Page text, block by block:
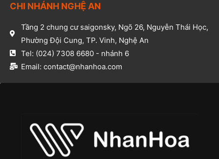
CHI NHÁNH NGHỆ AN​
Tầng 2 chung cư saigonsky, Ngõ 26, Nguyễn Thái Học,
Phường Đội Cung, TP. Vinh, Nghệ An​
Tel: (024) 7308 6680 - nhánh 6​
Email: contact@nhanhoa.com​